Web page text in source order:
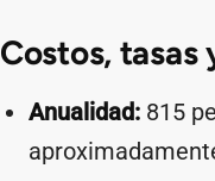
Costos, tasas
Anualidad: 815